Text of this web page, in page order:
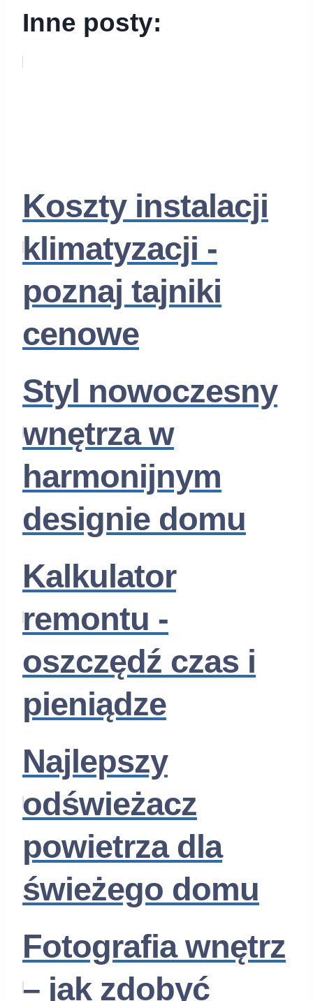
Inne posty:
Koszty instalacji
klimatyzacji -
poznaj tajniki
cenowe
Styl nowoczesny
wnętrza w
harmonijnym
designie domu
Kalkulator
remontu -
oszczędź czas i
pieniądze
Najlepszy
odświeżacz
powietrza dla
świeżego domu
Fotografia wnętrz
– jak zdobyć